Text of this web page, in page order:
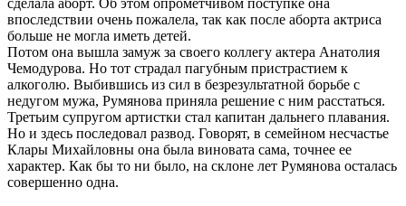
впоследствии очень пожалела, так как после аборта актриса
больше не могла иметь детей.
Потом она вышла замуж за своего коллегу актера Анатолия
Чемодурова. Но тот страдал пагубным пристрастием к
алкоголю. Выбившись из сил в безрезультатной борьбе с
недугом мужа, Румянова приняла решение с ним расстаться.
Третьим супругом артистки стал капитан дальнего плавания.
Но и здесь последовал развод. Говорят, в семейном несчастье
Клары Михайловны она была виновата сама, точнее ее
характер. Как бы то ни было, на склоне лет Румянова осталась
совершенно одна.